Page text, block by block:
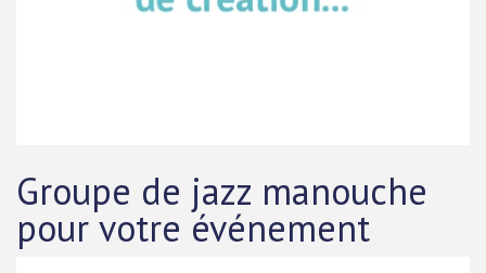
Groupe de jazz manouche
pour votre événement